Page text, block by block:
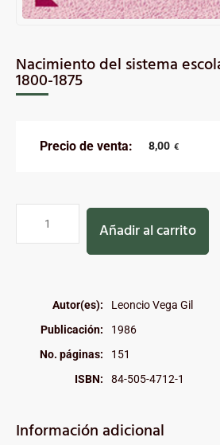
Nacimiento del sistema
1800-1875
Precio de venta: 8,00 €
Añadir al carrito
Autor(es):
Leoncio Vega Gil
Publicación:
1986
No. páginas:
151
ISBN:
84-505-4712-1
Información adicional